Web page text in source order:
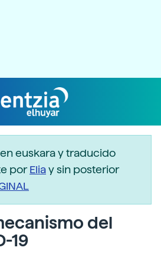
euskara y traducido
porEliay sin posterior
del
19